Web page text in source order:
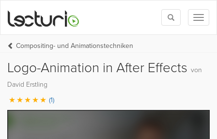
Toggle
search
Compositing- und Animationstechniken
Logo-Animation in After Effects von
David Erstling
(1)